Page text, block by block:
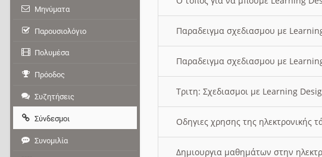
Παραδειγμα σχεδιασμου με
Παραδειγμα σχεδιασμου με
Τριτη: Σχεδιασμοι με Learning
Οδηγιες χρησης της ηλεκτρονικής
Δημιουργια μαθημάτων στην
Μηνύματα
Παρουσιολόγιο
Πολυμέσα
Πρόοδος
Συζητήσεις
Σύνδεσμοι
Συνομιλία